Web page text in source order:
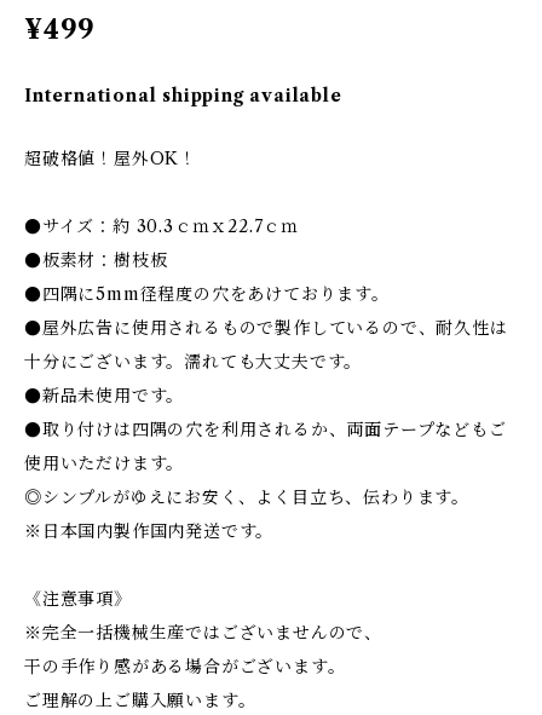
¥499
International shipping available
超破格値！屋外OK！
●サイズ：約 30.3ｃｍｘ22.7ｃｍ
●板素材：樹枝板
●四隅に5mm径程度の穴をあけております。
●屋外広告に使用されるもので製作しているので、耐久性は
十分にございます。濡れても大丈夫です。
●新品未使用です。
●取り付けは四隅の穴を利用されるか、両面テープなどもご
使用いただけます。
◎シンプルがゆえにお安く、よく目立ち、伝わります。
※日本国内製作国内発送です。
《注意事項》
※完全一括機械生産ではございませんので、
干の手作り感がある場合がございます。
ご理解の上ご購入願います。